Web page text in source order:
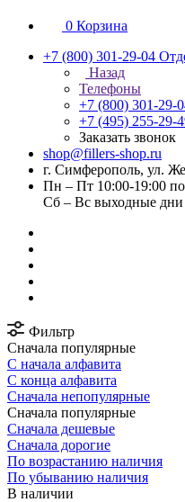
0 Корзина
+7 (800) 301-29-04
Назад
Телефоны
+7 (800) 301-29-
+7 (495) 255-29-
Заказать звонок
shop@fillers-shop.ru
г. Симферополь, ул.
Пн – Пт 10:00-19:00
Сб – Вс выходные дни
Фильтр
Сначала популярные
С начала алфавита
С конца алфавита
Сначала непопулярные
Сначала популярные
Сначала дешевые
Сначала дорогие
По возрастанию наличия
По убыванию наличия
В наличии